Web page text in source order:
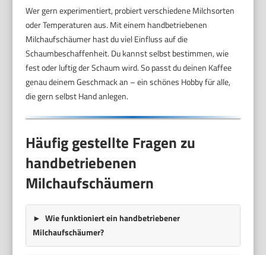
Wer gern experimentiert, probiert verschiedene Milchsorten
oder Temperaturen aus. Mit einem handbetriebenen
Milchaufschäumer hast du viel Einfluss auf die
Schaumbeschaffenheit. Du kannst selbst bestimmen, wie
fest oder luftig der Schaum wird. So passt du deinen Kaffee
genau deinem Geschmack an – ein schönes Hobby für alle,
die gern selbst Hand anlegen.
Häufig gestellte Fragen zu
handbetriebenen
Milchaufschäumern
Wie funktioniert ein handbetriebener
Milchaufschäumer?